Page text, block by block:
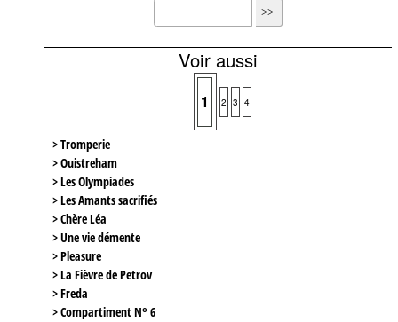
Voir aussi
1 2 3 4
> Tromperie
> Ouistreham
> Les Olympiades
> Les Amants sacrifiés
> Chère Léa
> Une vie démente
> Pleasure
> La Fièvre de Petrov
> Freda
> Compartiment N° 6